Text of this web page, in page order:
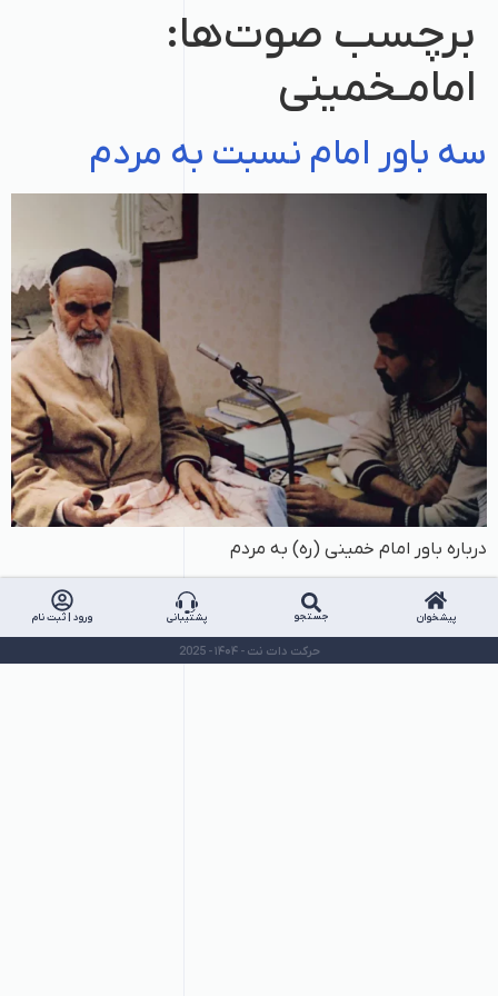
برچسب‌ صوت‌ها:
امامـخمینی
سه باور امام نسبت به مردم
درباره باور امام خمینی (ره) به مردم
پیشخوان جستجو پشتیبانی ورود | ثبت نام
حرکت دات نت - ۱۴۰۴ - 2025